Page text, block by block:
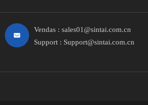
Vendas :sales01@sintai.com.cn
Support : Support@sintai.com.cn